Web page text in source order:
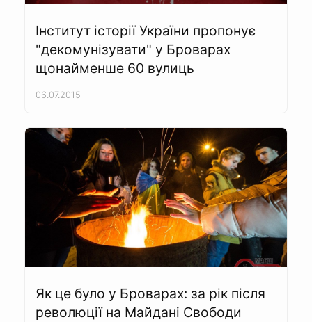
Інститут історії України пропонує
"декомунізувати" у Броварах
щонайменше 60 вулиць
06.07.2015
Як це було у Броварах: за рік після
революції на Майдані Свободи